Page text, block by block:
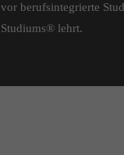
vor berufsintegrierte
Studiums® lehrt.